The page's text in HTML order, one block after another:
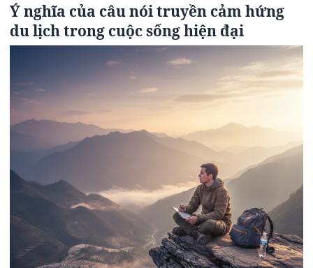
Ý nghĩa của câu nói truyền cảm hứng
du lịch trong cuộc sống hiện đại